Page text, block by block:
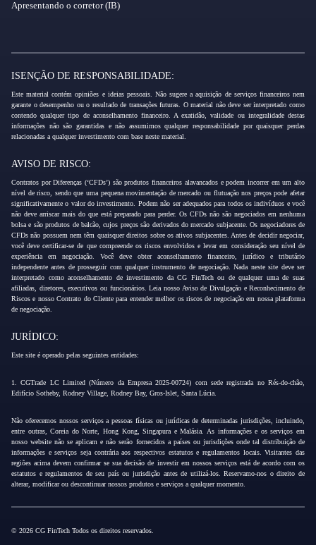
Apresentando o corretor (IB)
ISENÇÃO DE RESPONSABILIDADE:
Este material contém opiniões e ideias pessoais. Não sugere a aquisição de serviços financeiros nem
garante o desempenho ou o resultado de transações futuras. O material não deve ser interpretado como
contendo qualquer tipo de aconselhamento financeiro. A exatidão, validade ou integralidade destas
informações não são garantidas e não assumimos qualquer responsabilidade por quaisquer perdas
relacionadas a qualquer investimento com base neste material.
AVISO DE RISCO:
Contratos por Diferenças (‘CFDs’) são produtos financeiros alavancados e podem incorrer em um alto
nível de risco, sendo que uma pequena movimentação de mercado ou flutuação nos preços pode afetar
significativamente o valor do investimento. Podem não ser adequados para todos os indivíduos e você
não deve arriscar mais do que está preparado para perder. Os CFDs não são negociados em nenhuma
bolsa e são produtos de balcão, cujos preços são derivados do mercado subjacente. Os negociadores de
CFDs não possuem nem têm quaisquer direitos sobre os ativos subjacentes. Antes de decidir negociar,
você deve certificar-se de que compreende os riscos envolvidos e levar em consideração seu nível de
experiência em negociação. Você deve obter aconselhamento financeiro, jurídico e tributário
independente antes de prosseguir com qualquer instrumento de negociação. Nada neste site deve ser
interpretado como aconselhamento de investimento da CG FinTech ou de qualquer uma de suas
afiliadas, diretores, executivos ou funcionários. Leia nosso Aviso de Divulgação e Reconhecimento de
Riscos e nosso Contrato do Cliente para entender melhor os riscos de negociação em nossa plataforma
de negociação.
JURÍDICO:
Este site é operado pelas seguintes entidades:
1. CGTrade LC Limited (Número da Empresa 2025-00724) com sede registrada no Rés-do-chão,
Edifício Sotheby, Rodney Village, Rodney Bay, Gros-Islet, Santa Lúcia.
Não oferecemos nossos serviços a pessoas físicas ou jurídicas de determinadas jurisdições, incluindo,
entre outras, Coreia do Norte, Hong Kong, Singapura e Malásia. As informações e os serviços em
nosso website não se aplicam e não serão fornecidos a países ou jurisdições onde tal distribuição de
informações e serviços seja contrária aos respectivos estatutos e regulamentos locais. Visitantes das
regiões acima devem confirmar se sua decisão de investir em nossos serviços está de acordo com os
estatutos e regulamentos de seu país ou jurisdição antes de utilizá-los. Reservamo-nos o direito de
alterar, modificar ou descontinuar nossos produtos e serviços a qualquer momento.
© 2026 CG FinTech Todos os direitos reservados.